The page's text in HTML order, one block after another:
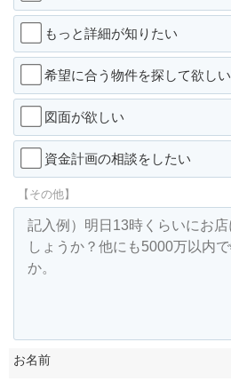
もっと詳細が知りたい
希望に合う物件を探して欲しい
図面が欲しい
資金計画の相談をしたい
【その他】
お名前